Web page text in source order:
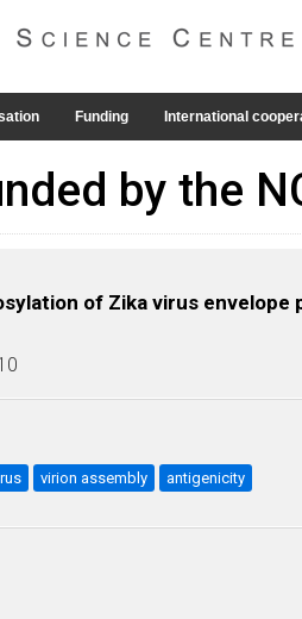
Funding International
by the
of Zika virus
virion assembly antigenicity